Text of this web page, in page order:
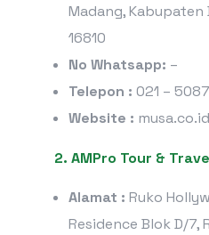
Madang, Kabupaten
16810
No Whatsapp: –
Telepon : 021 –
Website : musa.co.id
2. AMPro Tour &
Alamat : Ruko
Residence Blok D/7,